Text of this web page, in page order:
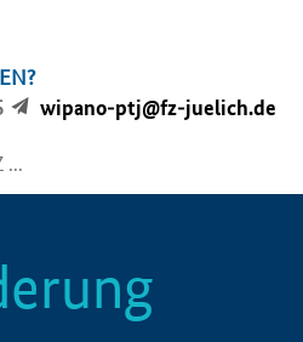
wipano-ptj@fz-juelich.de